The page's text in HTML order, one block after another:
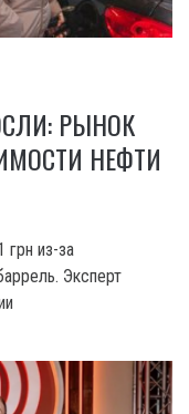
РЫНОК
НЕФТИ
грн из-за
Эксперт